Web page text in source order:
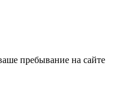
пребывание на сайте